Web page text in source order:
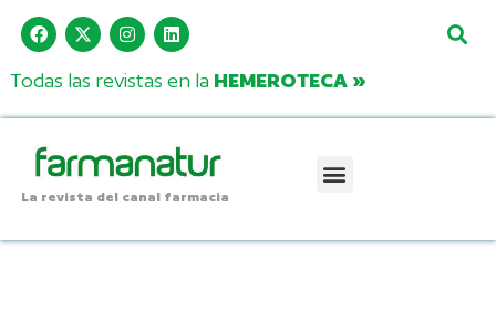
Todas las revistas en la HEMEROTECA »
La revista del canal farmacia